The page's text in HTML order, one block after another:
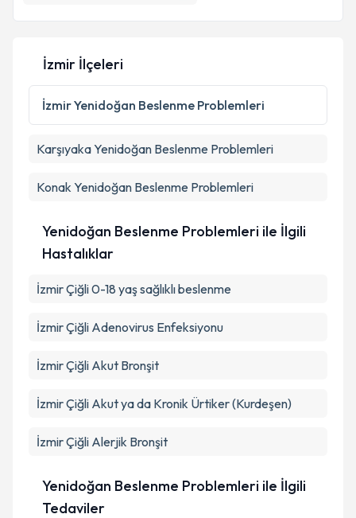
Kişisel verilerimin işlenmesine ilişkin
Metni'ni okudum ve kişisel verilerimin belirtilen
kapsamda işlenmesini kabul ediyorum.
Takvim Talebini Gönder
İzmir İlçeleri
İzmirYenidoğan Beslenme Problemleri
KarşıyakaYenidoğan Beslenme Problemleri
Konak Yenidoğan Beslenme Problemleri
Yenidoğan Beslenme Problemleri ile İlgili
Hastalıklar
İzmir Çiğli 0-18 yaş sağlıklı beslenme
İzmir Çiğli Adenovirus Enfeksiyonu
İzmir Çiğli Akut Bronşit
İzmir Çiğli Akut ya da Kronik Ürtiker (Kurdeşen)
İzmir Çiğli Alerjik Bronşit
Yenidoğan Beslenme Problemleri ile İlgili
Tedaviler